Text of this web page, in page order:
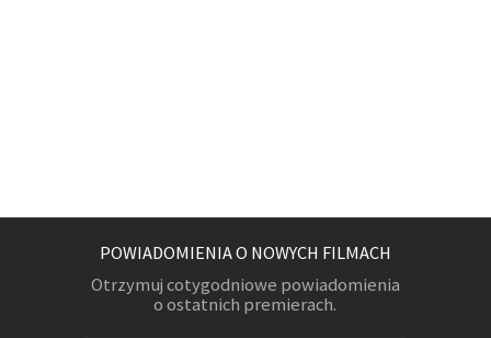
POWIADOMIENIA O NOWYCH FILMACH
Otrzymuj cotygodniowe powiadomienia
o ostatnich premierach.